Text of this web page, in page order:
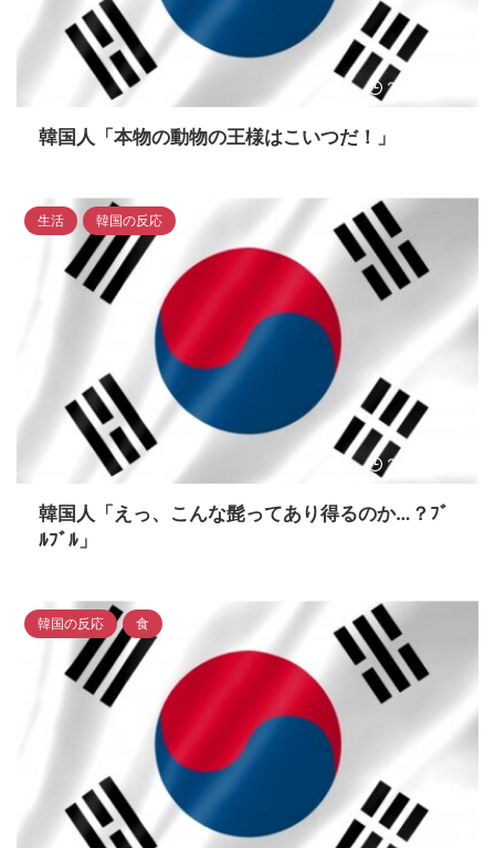
2023/4/18
韓国人「本物の動物の王様はこいつだ！」
2023/4/18
生活 韓国の反応
韓国人「えっ、こんな髭ってあり得るのか…？ﾌﾞ
ﾙﾌﾞﾙ」
韓国の反応 食